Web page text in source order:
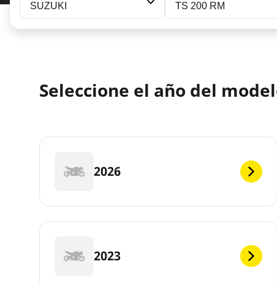
SUZUKI TS 200 RM
Seleccione el año del
2026
2023